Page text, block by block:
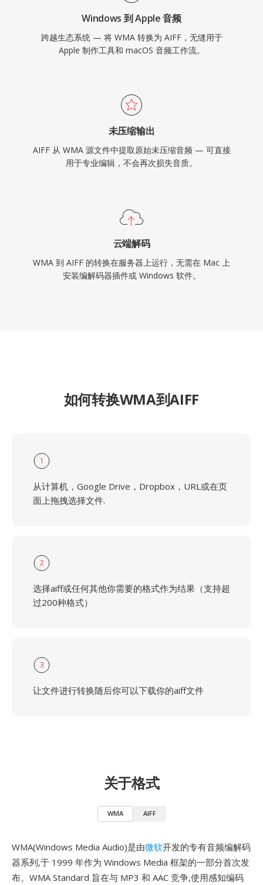
Windows 到 Apple 音频
跨越生态系统 — 将 WMA 转换为 AIFF，无缝用于
Apple 制作工具和 macOS 音频工作流。
未压缩输出
AIFF 从 WMA 源文件中提取原始未压缩音频 — 可直接
用于专业编辑，不会再次损失音质。
云端解码
WMA 到 AIFF 的转换在服务器上运行，无需在 Mac 上
安装编解码器插件或 Windows 软件。
如何转换WMA到AIFF
1
从计算机，Google Drive，Dropbox，URL或在页
面上拖拽选择文件.
2
选择aiff或任何其他你需要的格式作为结果（支持超
过200种格式）
3
让文件进行转换随后你可以下载你的aiff文件
关于格式
WMA AIFF
WMA(Windows Media Audio)是由微软开发的专有音频编解码
器系列,于 1999 年作为 Windows Media 框架的一部分首次发
布。WMA Standard 旨在与 MP3 和 AAC 竞争,使用感知编码